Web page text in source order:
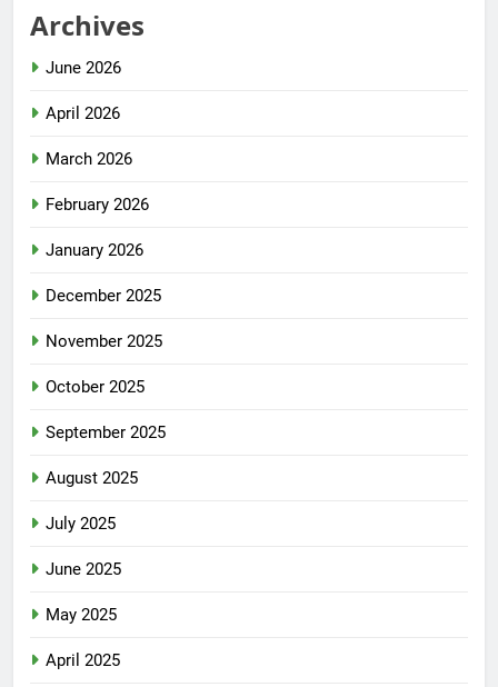
Archives
June 2026
April 2026
March 2026
February 2026
January 2026
December 2025
November 2025
October 2025
September 2025
August 2025
July 2025
June 2025
May 2025
April 2025